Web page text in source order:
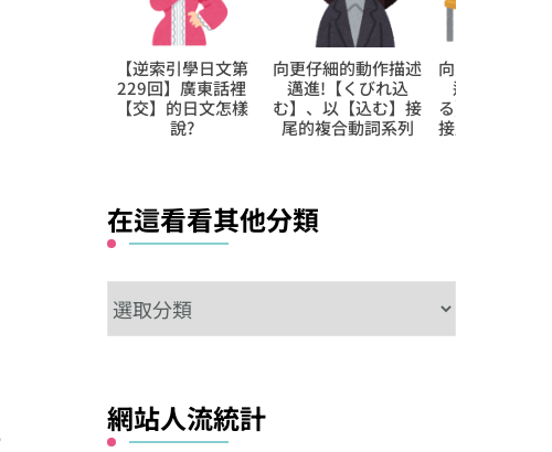
更仔細的動作描述
邁進!【くびれ込
】、以【込む】接
向更仔細的動作描述
邁進!【買い入れ
る】、以【入れる】
接尾的複合動詞系列
用聽解聽熟日語第
354回【要不要幫
忙?】的日常表現
在這看看其他分類
在
這
其
網站人流統計